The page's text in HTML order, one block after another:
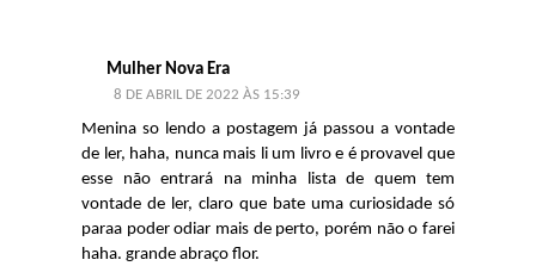
Mulher Nova Era
8 DE ABRIL DE 2022 ÀS 15:39
Menina so lendo a postagem já passou a vontade
de ler, haha, nunca mais li um livro e é provavel que
esse não entrará na minha lista de quem tem
vontade de ler, claro que bate uma curiosidade só
paraa poder odiar mais de perto, porém não o farei
haha. grande abraço flor.